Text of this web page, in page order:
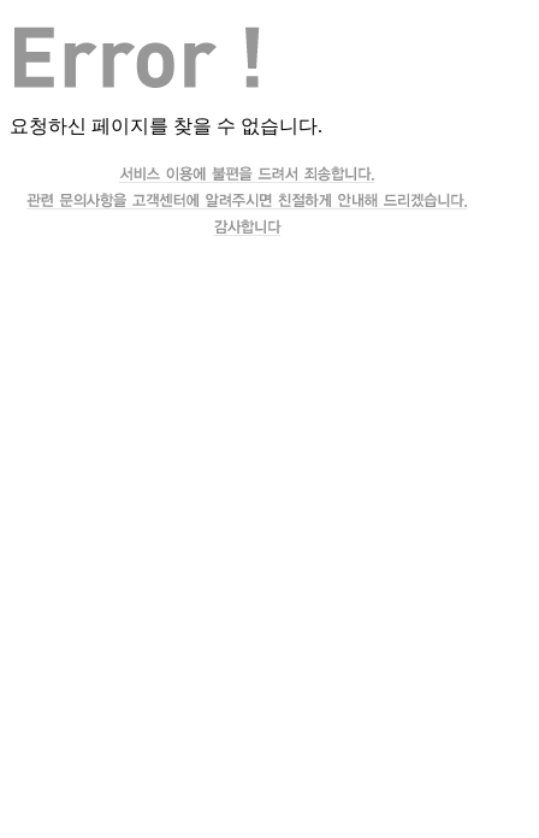
요청하신 페이지를 찾을 수 없습니다.